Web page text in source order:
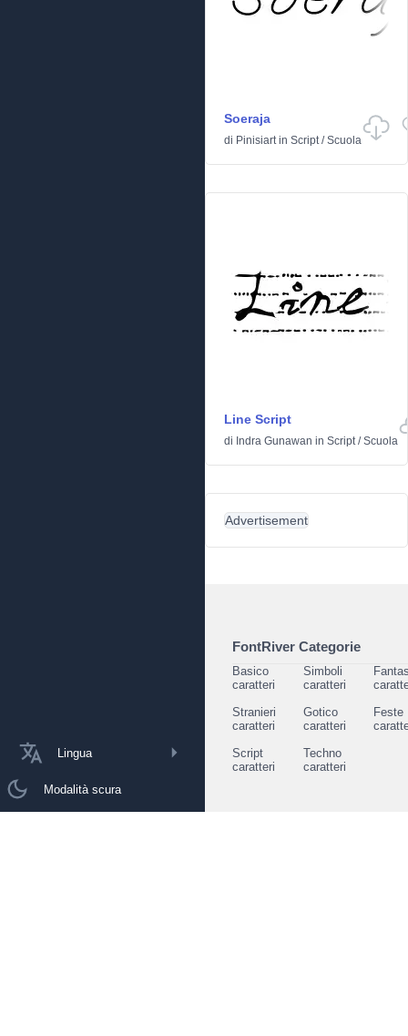
Lingua
Modalità scura
Soeraja
di Pinisiartin Script/Scuola
Line Script
di Indra Gunawan in Script/Scuola
Advertisement
FontRiver Categorie
Basico
caratteri
Simboli
caratteri
Stranieri
caratteri
Gotico
caratteri
Feste
Script
caratteri
Techno
caratteri